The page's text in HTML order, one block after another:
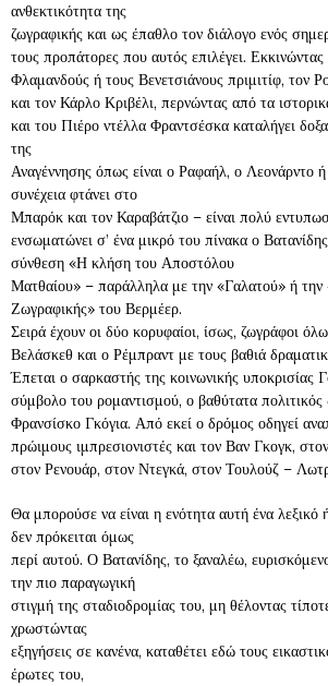
ανθεκτικότητα της
ζωγραφικής και ως έπαθλο τον διάλογο ενός
τους προπάτορες που αυτός επιλέγει.
Φλαμανδούς ή τους Βενετσιάνους πριμιτίφ, τον
και τον Κάρλο Κριβέλι, περνώντας από τα
και του Πιέρο ντέλλα Φραντσέσκα καταλήγει
της
Αναγέννησης όπως είναι ο Ραφαήλ, ο Λεονάρντο
συνέχεια φτάνει στο
Μπαρόκ και τον Καραβάτζιο – είναι πολύ
ενσωματώνει σ’ ένα μικρό του πίνακα ο
σύνθεση «Η κλήση του Αποστόλου
Ματθαίου» – παράλληλα με την «Γαλατού» ή
Ζωγραφικής» του Βερμέερ.
Σειρά έχουν οι δύο κορυφαίοι, ίσως, ζωγράφοι
Βελάσκεθ και ο Ρέμπραντ με τους βαθιά
Έπεται ο σαρκαστής της κοινωνικής υποκρισίας
σύμβολο του ρομαντισμού, ο βαθύτατα πολιτικός
Φρανσίσκο Γκόγια. Από εκεί ο δρόμος οδηγεί
πρώιμους ιμπρεσιονιστές και τον Βαν Γκογκ,
στον Ρενουάρ, στον Ντεγκά, στον Τουλούζ –
Θα μπορούσε να είναι η ενότητα αυτή ένα λεξικό
δεν πρόκειται όμως
περί αυτού. Ο Βατανίδης, το ξαναλέω,
την πιο παραγωγική
στιγμή της σταδιοδρομίας του, μη θέλοντας
χρωστώντας
εξηγήσεις σε κανένα, καταθέτει εδώ τους
έρωτες του,